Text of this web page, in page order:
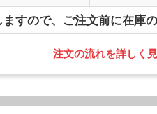
すので、 ご注文前に在庫
注文の流れを詳しく